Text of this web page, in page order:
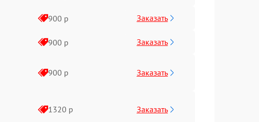
900 р Заказать
900 р Заказать
900 р Заказать
1320 р Заказать